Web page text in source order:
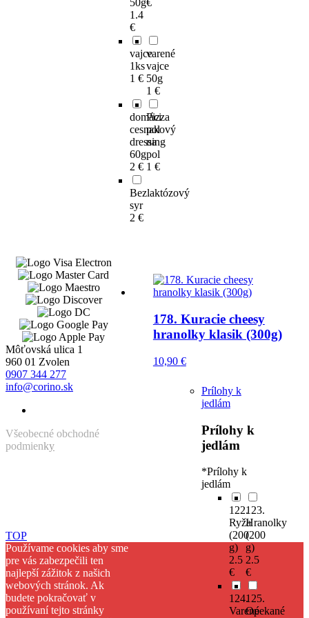
1.4
€
vajce
1ks
1 €
varené
vajce
50g
1 €
domáci
cesnakový
dressing
60g
2 €
Pizza
pol
na
pol
1 €
Bezlaktózový
syr
2 €
178. Kuracie cheesy
hranolky klasik (300g)
10,90 €
Prílohy k
jedlám
Prílohy k
jedlám
*Prílohy k
jedlám
122.
Ryža
(200
g)
2.5
€
123.
Hranolky
(200
g)
2.5
€
124.
Varené
125.
Opekané
Môťovská ulica 1
960 01 Zvolen
0907 344 277
info@corino.sk
Všeobecné obchodné
podmienky
TOP
Používame cookies aby sme
pre vás zabezpečili ten
najlepší zážitok z našich
webových stránok. Ak
budete pokračovať v
používaní tejto stránky